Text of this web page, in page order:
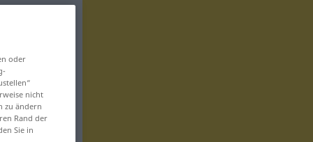
oder
nicht
zu ändern
Rand der
Sie in